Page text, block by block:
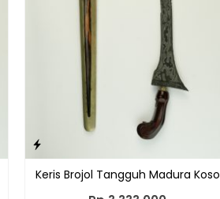
Keris Brojol Tangguh Madura Koso